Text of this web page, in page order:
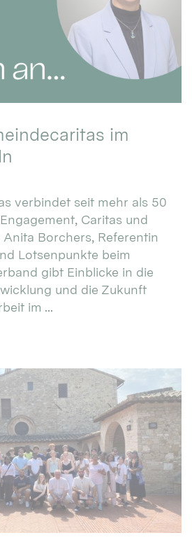
im
verbindet seit mehr als 50
Caritas und
Borchers, Referentin
Lotsenpunkte beim
gibt Einblicke in die
und die Zukunft
im ...